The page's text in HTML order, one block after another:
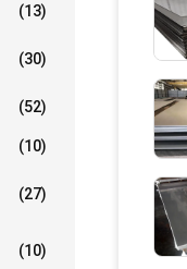
(13)
(30)
(52)
(10)
(27)
(10)